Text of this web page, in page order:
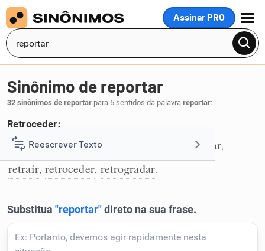
Assinar PRO
MENU
Reescrever Texto
Resumir Texto
Corrigir Texto
Detector de IA
Sinônimo de reportar
32 sinônimos de reportar para 5 sentidos da palavra reportar:
Retroceder:
1 recuar,volver,voltar retornar,
retrair, retroceder, retrogradar.